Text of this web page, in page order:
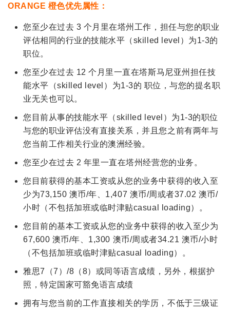
ORANGE 橙色优先属性：
您至少在过去 3 个月里在塔州工作，担任与您的职业
评估相同的行业的技能水平（skilled level）为1-3的
职位。
您至少在过去 12 个月里一直在塔斯马尼亚州担任技
能水平（skilled level）为1-3的 职位，与您的提名职
业无关也可以。
您目前从事的技能水平（skilled level）为1-3的职位
与您的职业评估没有直接关系，并且您之前有两年与
您当前工作相关行业的澳洲经验。
您至少在过去 2 年里一直在塔州经营您的业务。
您目前获得的基本工资或从您的业务中获得的收入至
少为73,150 澳币/年、1,407 澳币/周或者37.02 澳币/
小时（不包括加班或临时津贴casual loading）。
您目前的基本工资或从您的业务中获得的收入至少为
67,600 澳币/年、1,300 澳币/周或者34.21 澳币/小时
（不包括加班或临时津贴casual loading）。
雅思7（7）/8（8）或同等语言成绩，另外，根据护
照，特定国家可豁免语言成绩
拥有与您当前的工作直接相关的学历，不低于三级证